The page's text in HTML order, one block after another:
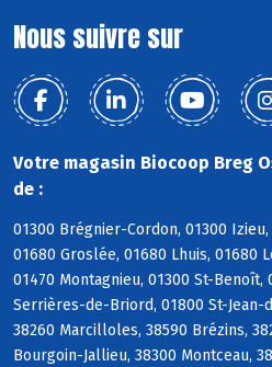
Nous suivre sur
Votre magasin Biocoop Breg
de :
01300 Brégnier-Cordon, 01300
01680 Groslée, 01680 Lhuis, 01680
01470 Montagnieu, 01300 St-Benoît,
Serrières-de-Briord, 01800 St-Jean-
38260 Marcilloles, 38590 Brézins,
Bourgoin-Jallieu, 38300 Montceau,